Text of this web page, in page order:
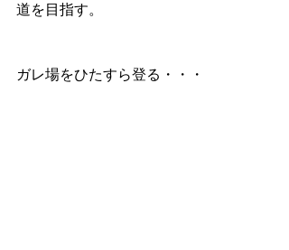
道を目指す。
ガレ場をひたすら登る・・・